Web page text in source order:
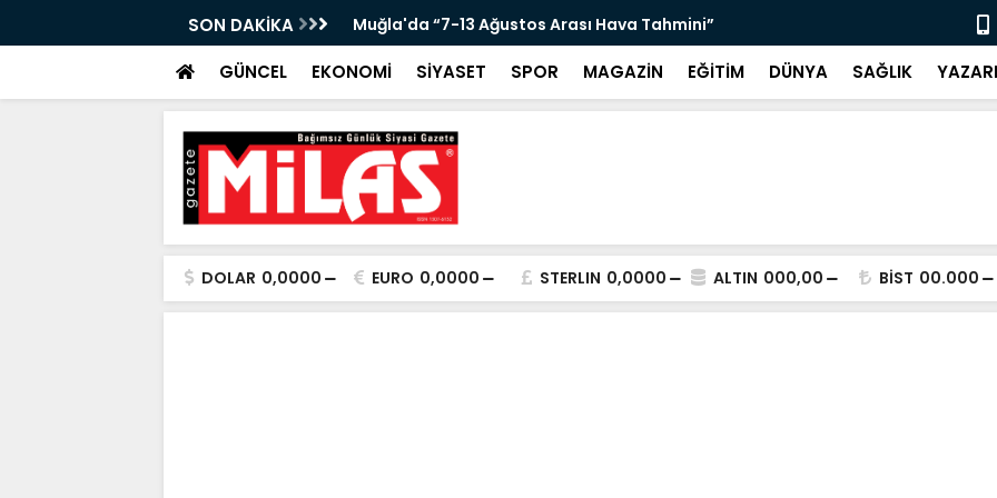
SON DAKİKA
ÖNEMLİ KONUK!” Muğla'da “7-13 Ağustos Arası Hava Tahmini” “Ketenci
GÜNCEL EKONOMİ SİYASET SPOR MAGAZİN EĞİTİM DÜNYA SAĞLIK
DOLAR 0,0000 EURO 0,0000 STERLIN 0,0000 ALTIN 000,00 BİST 00.000